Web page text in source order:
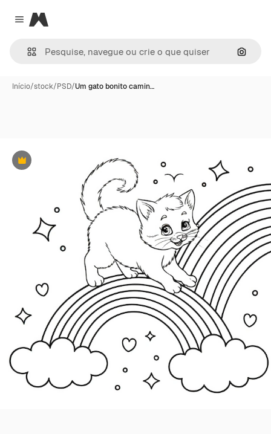
Close menu
Magnific
Início/stock/PSD/Um gato bonito camin…
Premium